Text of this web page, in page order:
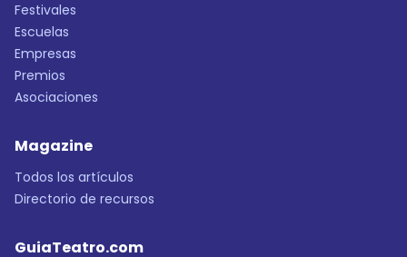
Festivales
Escuelas
Empresas
Premios
Asociaciones
Magazine
Todos los artículos
Directorio de recursos
GuiaTeatro.com